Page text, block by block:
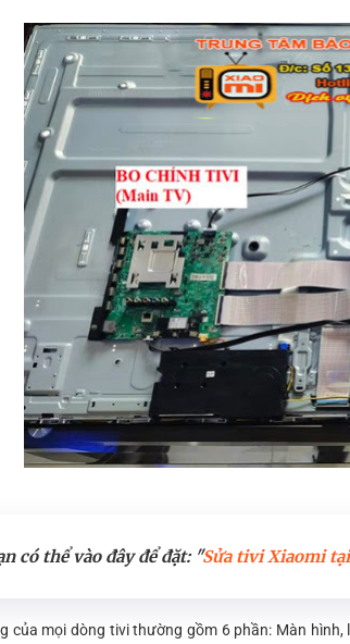
có thể vào đây để đặt: "Sửa tivi Xiaomi
của mọi dòng tivi thường gồm 6 phần: Màn